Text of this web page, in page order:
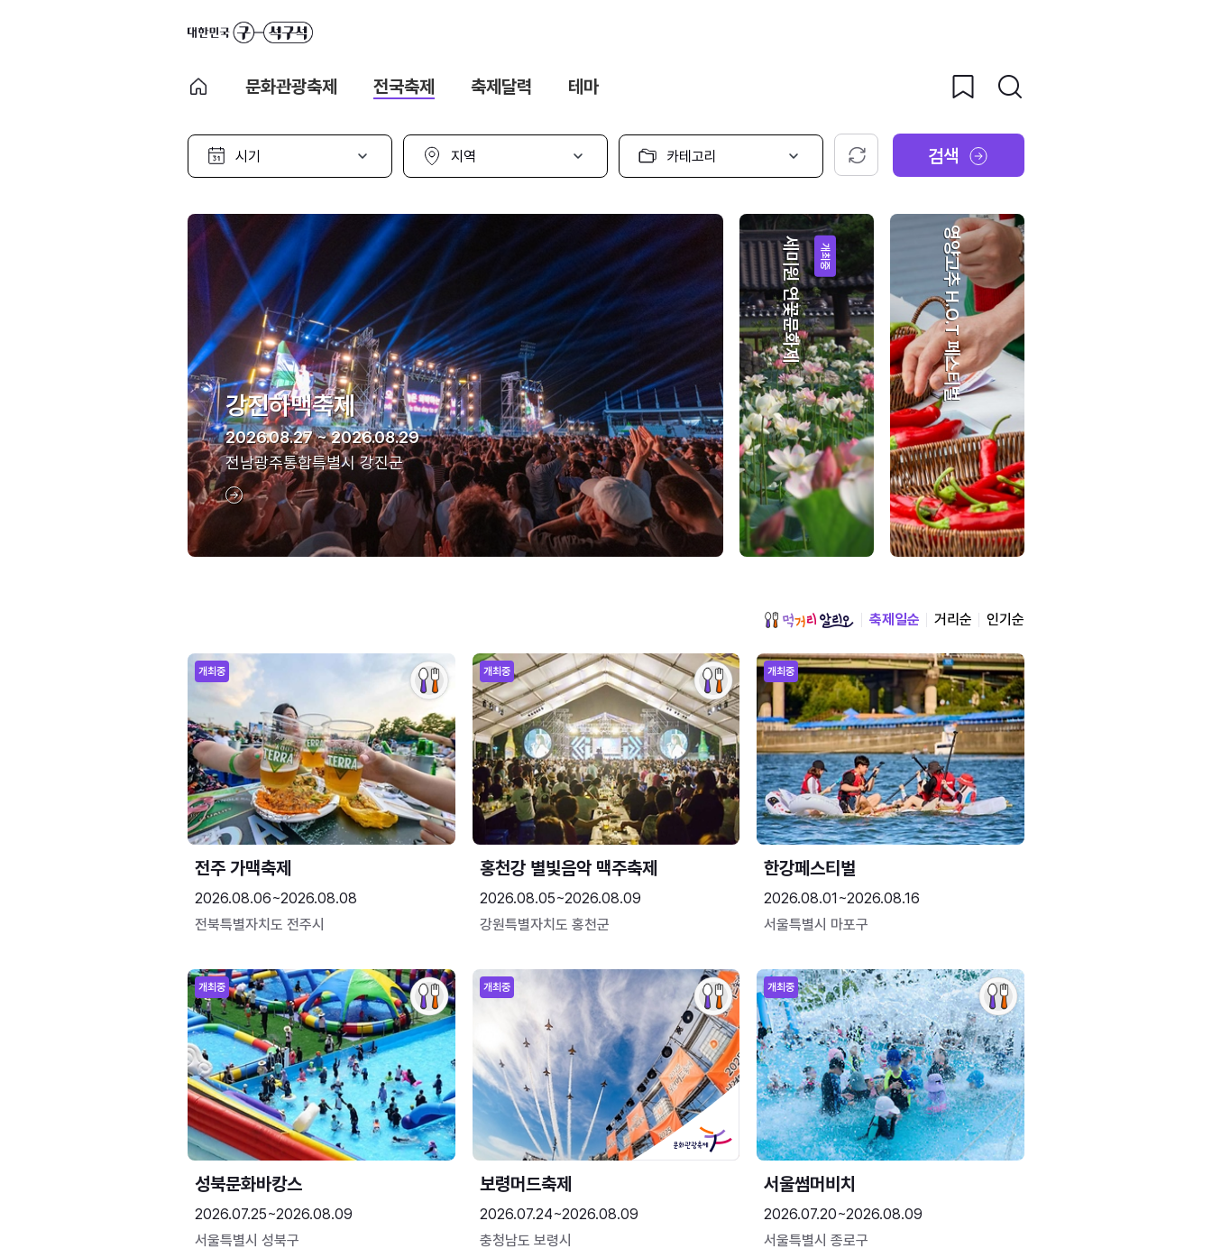
문화관광축제 전국축제 축제달력 테마
시
선
지
선
카
고
선
택
초기화 검색
강진하맥축제
2026.08.27 ~ 2026.08.29
전남광주통합특별시 강진군
개최중
세미원 연꽃문화제 영양고추 H.O.T 페스티벌
축제일순 거리순 인기순
개최중
전주 가맥축제
2026.08.06~2026.08.08
전북특별자치도 전주시
개최중
홍천강 별빛음악 맥주축제
2026.08.05~2026.08.09
강원특별자치도 홍천군
개최중
한강페스티벌
2026.08.01~2026.08.16
서울특별시 마포구
개최중
성북문화바캉스
2026.07.25~2026.08.09
서울특별시 성북구
개최중
보령머드축제
2026.07.24~2026.08.09
충청남도 보령시
개최중
서울썸머비치
2026.07.20~2026.08.09
서울특별시 종로구